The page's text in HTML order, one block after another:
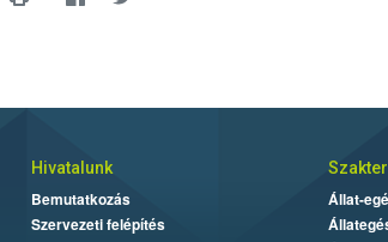
Hivatalunk
Bemutatkozás
Szervezeti felépítés
Állat-